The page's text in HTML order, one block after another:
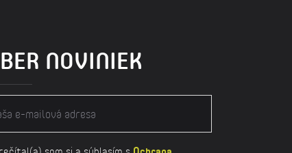
NOVINIEK